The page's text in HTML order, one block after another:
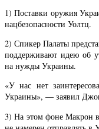
1) Поставки оружия
нацбезопасности Уолтц.
2) Спикер Палаты
поддерживают идею об
на нужды Украины.
«У нас нет
Украины», — заявил
3) На этом фоне Макрон